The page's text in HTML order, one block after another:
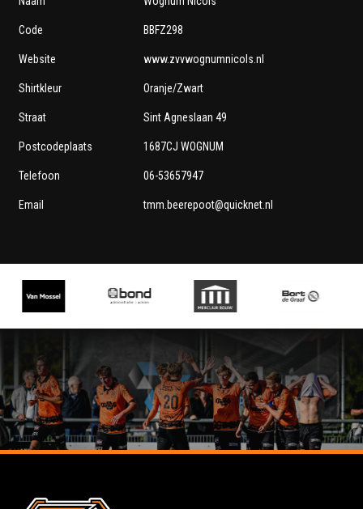
Code BBFZ298
Website www.zvvwognumnicols.nl
Shirtkleur Oranje/Zwart
Straat Sint Agneslaan 49
Postcodeplaats 1687CJ WOGNUM
Telefoon 06-53657947
Email tmm.beerepoot@quicknet.nl